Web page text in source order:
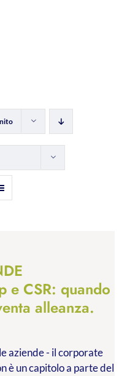
e CSR: quando
alleanza.
aziende - il corporate
è un capitolo a parte del